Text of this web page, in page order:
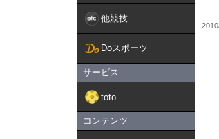
他競技
Doスポーツ
サービス
toto
コンテンツ